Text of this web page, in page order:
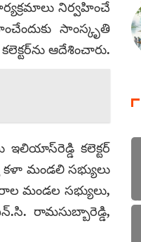
నిర్వహించే
సాంస్కృతి
ఆదేశించారు.
కలెక్టర్
కళా మండలి సభ్యులు
మండల సభ్యులు,
రామసుబ్బారెడ్డి,